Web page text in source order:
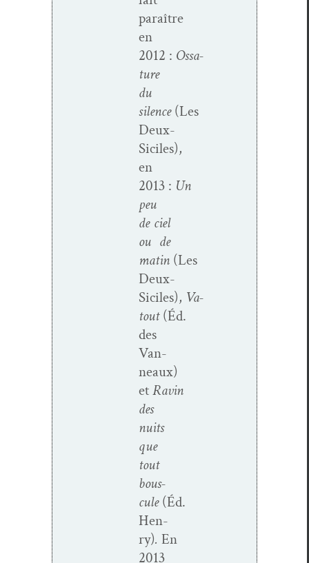
paraître
en
2012 : Ossa­
t­ure
du
silence(Les
Deux-
Siciles),
en
2013 : Un
peu
de ciel
ou de
matin (Les
Deux-
Siciles), Va-
tout(Éd.
des
Van­
neaux)
etRavin
des
nuits
que
tout
bous­
cule (Éd.
Hen­
ry). En
2013